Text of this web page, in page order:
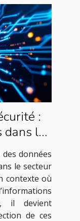
:
les
données
le secteur
contexte où
il devient
de ces